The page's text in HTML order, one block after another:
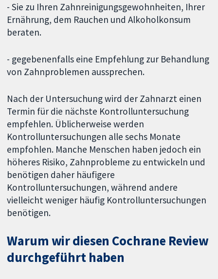
- Sie zu Ihren Zahnreinigungsgewohnheiten, Ihrer
Ernährung, dem Rauchen und Alkoholkonsum
beraten.
- gegebenenfalls eine Empfehlung zur Behandlung
von Zahnproblemen aussprechen.
Nach der Untersuchung wird der Zahnarzt einen
Termin für die nächste Kontrolluntersuchung
empfehlen. Üblicherweise werden
Kontrolluntersuchungen alle sechs Monate
empfohlen. Manche Menschen haben jedoch ein
höheres Risiko, Zahnprobleme zu entwickeln und
benötigen daher häufigere
Kontrolluntersuchungen, während andere
vielleicht weniger häufig Kontrolluntersuchungen
benötigen.
Warum wir diesen Cochrane Review
durchgeführt haben